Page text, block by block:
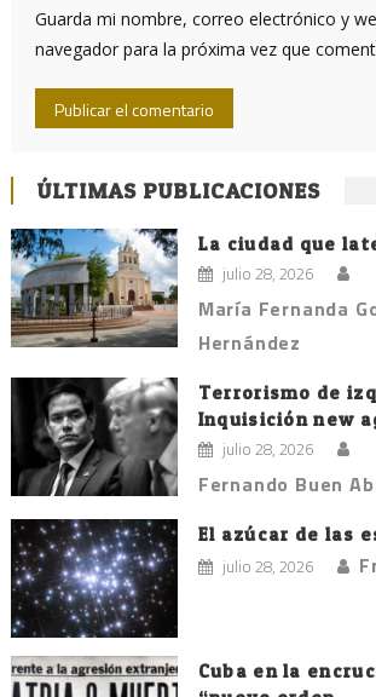
Guarda mi nombre, correo electrónico y
navegador para la próxima vez que
ÚLTIMAS PUBLICACIONES
La ciudad que
julio 28, 2026
María Fernanda
Hernández
Terrorismo de
Inquisición new
julio 28, 2026
Fernando Buen
El azúcar de las
julio 28, 2026
Cuba en la